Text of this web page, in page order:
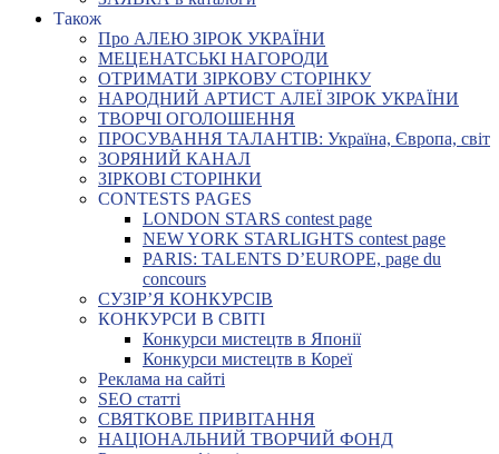
Також
Про АЛЕЮ ЗІРОК УКРАЇНИ
МЕЦЕНАТСЬКІ НАГОРОДИ
ОТРИМАТИ ЗІРКОВУ СТОРІНКУ
НАРОДНИЙ АРТИСТ АЛЕЇ ЗІРОК УКРАЇНИ
ТВОРЧІ ОГОЛОШЕННЯ
ПРОСУВАННЯ ТАЛАНТІВ: Україна, Європа, світ
ЗОРЯНИЙ КАНАЛ
ЗІРКОВІ СТОРІНКИ
CONTESTS PAGES
LONDON STARS contest page
NEW YORK STARLIGHTS contest page
PARIS: TALENTS D’EUROPE, page du
concours
СУЗІР’Я КОНКУРСІВ
КОНКУРСИ В СВІТІ
Конкурси мистецтв в Японії
Конкурси мистецтв в Кореї
Реклама на сайті
SEO статті
СВЯТКОВЕ ПРИВІТАННЯ
НАЦІОНАЛЬНИЙ ТВОРЧИЙ ФОНД